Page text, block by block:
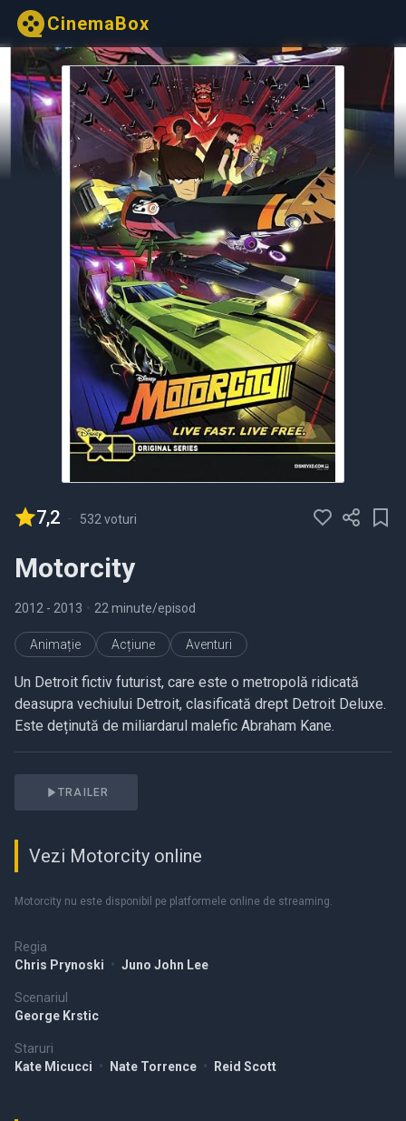
CinemaBox
7,2 - 532 voturi
Motorcity
2012 - 2013 • 22 minute/episod
Animație Acțiune Aventuri
Un Detroit fictiv futurist, care este o metropolă ridicată
deasupra vechiului Detroit, clasificată drept Detroit Deluxe.
Este deținută de miliardarul malefic Abraham Kane.
Regia
Chris Prynoski • Juno John Lee
Scenariul
George Krstic
Staruri
Kate Micucci • Nate Torrence • Reid Scott
TRAILER
Vezi Motorcity online
Motorcity nu este disponibil pe platformele online de streaming.